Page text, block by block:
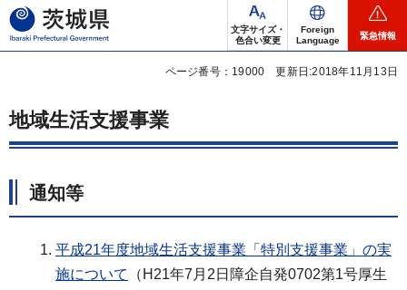
茨城県
文字サイズ・
色合い変更
Foreign
Language
緊急情報
ページ番号：19000 更新日:2018年11月13日
地域生活支援事業
通知等
平成21年度地域生活支援事業「特別支援事業」の実
施について
（H21年7月2日障企自発0702第1号厚生